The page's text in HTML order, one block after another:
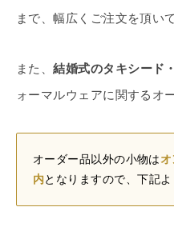
まで、幅広くご注文を頂い
また、結婚式のタキシード
ォーマルウェアに関するオ
オーダー品以外の小物はオ
内 となりますので、下記よ